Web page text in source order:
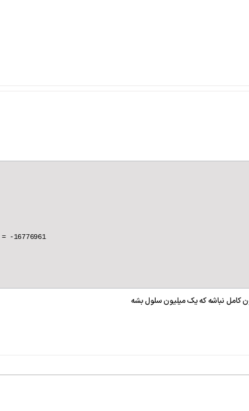
-16776961
کامل نباشه که یک میلیون سلول بشه